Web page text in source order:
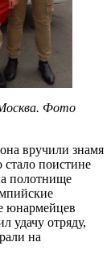
Фото
вручили знамя
поистине
полотнище
юнармейцев
удачу отряду,
на